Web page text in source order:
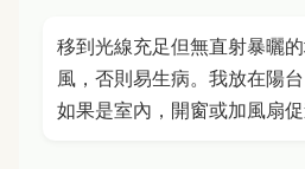
移到光線充足但無直射暴曬
風，否則易生病。我放在陽台
如果是室內，開窗或加風扇促